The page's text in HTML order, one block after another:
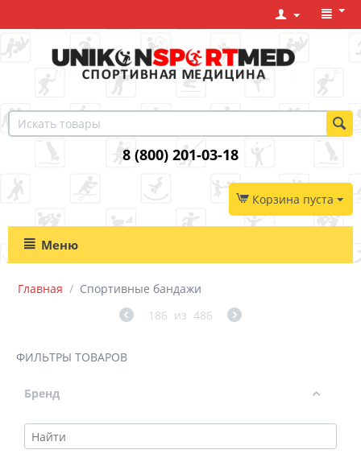
8 (800) 201-03-18
Корзина пуста
Меню
Главная / Спортивные бандажи
186 из 486
ФИЛЬТРЫ ТОВАРОВ
Бренд